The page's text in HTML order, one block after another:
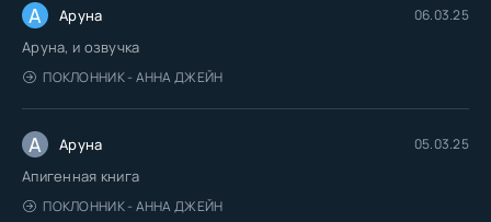
А Аруна 06.03.25
Аруна, и озвучка
ПОКЛОННИК - АННА ДЖЕЙН
А Аруна 05.03.25
Апигенная книга
ПОКЛОННИК - АННА ДЖЕЙН